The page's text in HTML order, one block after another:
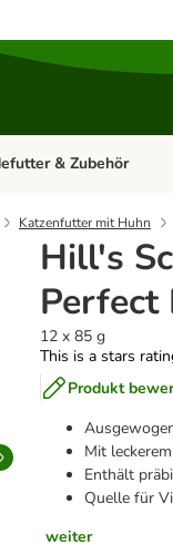
Menü öffnen:
& Zubehör
Katzenfutter mit Huhn
Hill's
Perfect
12 x 85 g
This is a stars
Produkt
Mit
Enthält
Quelle für
weiter